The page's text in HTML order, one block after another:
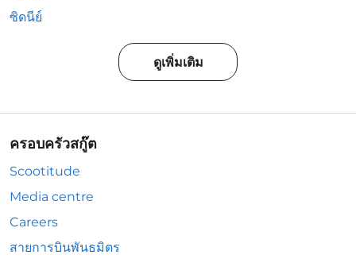
ซิดนีย์
ดูเพิ่มเติม
ครอบครัวสกู๊ต
Scootitude
Media centre
Careers
สายการบินพันธมิตร